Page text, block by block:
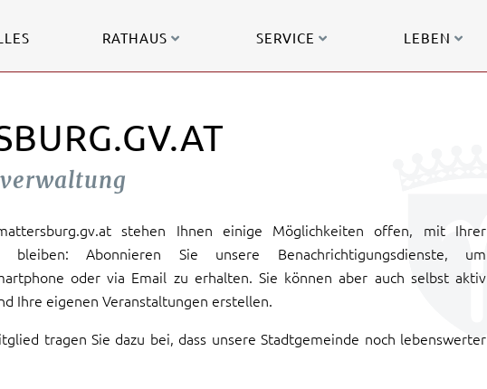
RATHAUS SERVICE LEBEN
stehen Ihnen einige Möglichkeiten offen, mit Ihrer
Abonnieren Sie unsere Benachrichtigungsdienste, um
oder via Email zu erhalten. Sie können aber auch selbst aktiv
Ihre eigenen Veranstaltungen erstellen.
tragen Sie dazu bei, dass unsere Stadtgemeinde noch lebenswerter